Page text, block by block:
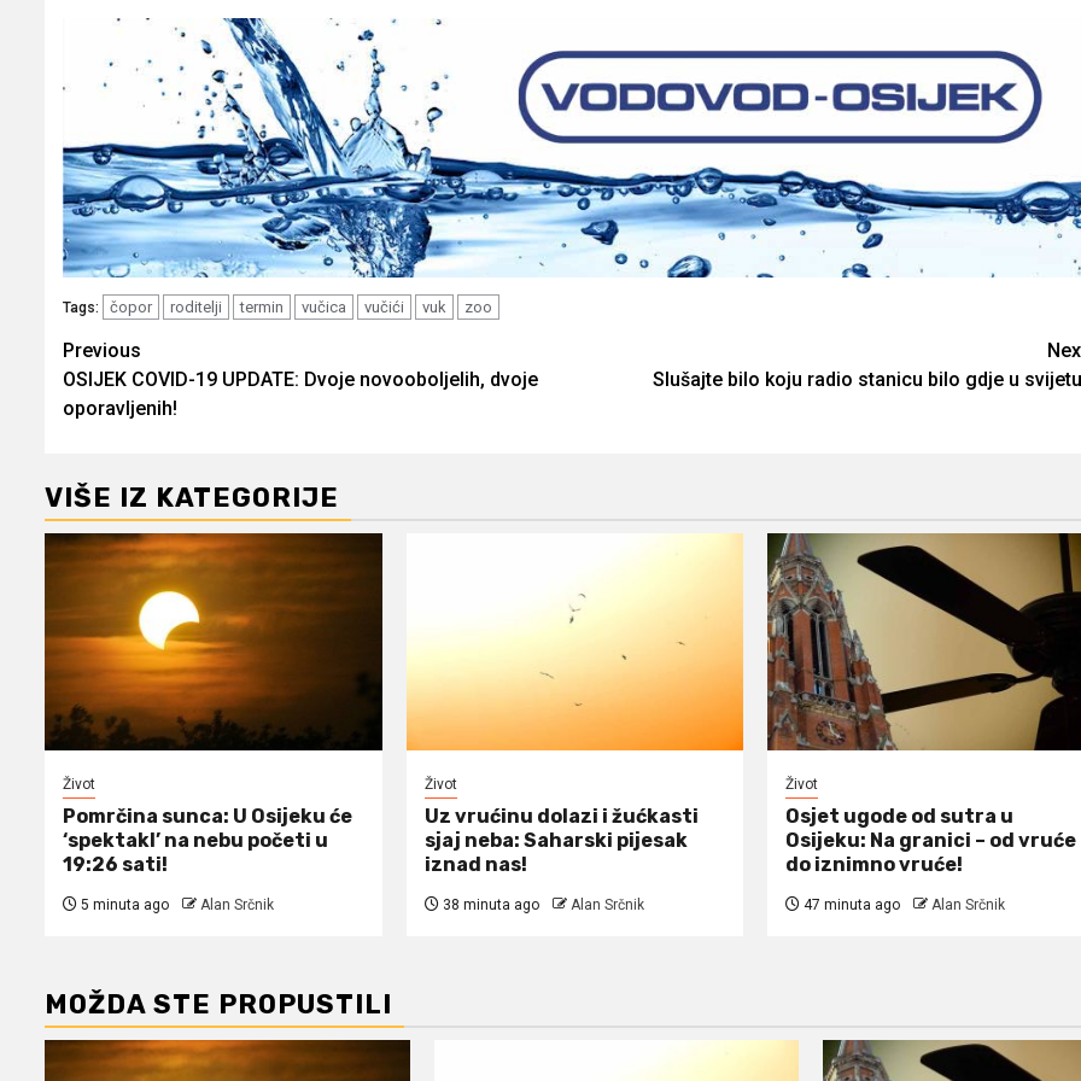
Tags: čopor roditelji termin vučica vučići vuk zoo
Post
navigation
Previous
OSIJEK COVID-19 UPDATE: Dvoje novooboljelih, dvoje
oporavljenih!
Slušajte bilo koju radio stanicu bilo gdje u
VIŠE IZ KATEGORIJE
Život
Pomrčina sunca: U Osijeku će
‘spektakl’ na nebu početi u
19:26 sati!
5 minuta ago Alan Srčnik
Život
Uz vrućinu dolazi i žućkasti
sjaj neba: Saharski pijesak
iznad nas!
38 minuta ago Alan Srčnik
Život
Osjet ugode od sutra u
Osijeku: Na granici – od vruće
do iznimno vruće!
47 minuta ago Alan Srčnik
MOŽDA STE PROPUSTILI